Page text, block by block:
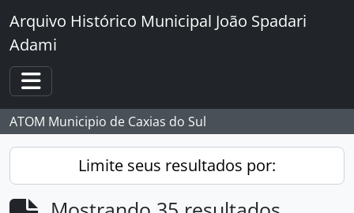
Skip to main content
Arquivo Histórico Municipal João Spadari
Adami
Toggle navigation
ATOM Municipio de Caxias do Sul
Limite seus resultados por: